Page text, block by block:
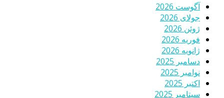
آگوست 2026
جولای 2026
ژوئن 2026
فوریه 2026
ژانویه 2026
دسامبر 2025
نوامبر 2025
اکتبر 2025
سپتامبر 2025